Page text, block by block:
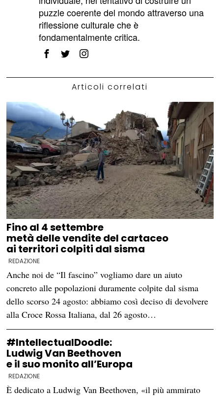
puzzle coerente del mondo attraverso una
riflessione culturale che è
fondamentalmente critica.
Articoli correlati
Fino al 4 settembre
metà delle vendite del cartaceo
ai territori colpiti dal sisma
REDAZIONE
Anche noi de “Il fascino” vogliamo dare un aiuto
concreto alle popolazioni duramente colpite dal sisma
dello scorso 24 agosto: abbiamo così deciso di devolvere
alla Croce Rossa Italiana, dal 26 agosto…
#IntellectualDoodle:
Ludwig Van Beethoven
e il suo monito all’Europa
REDAZIONE
È dedicato a Ludwig Van Beethoven, «il più ammirato